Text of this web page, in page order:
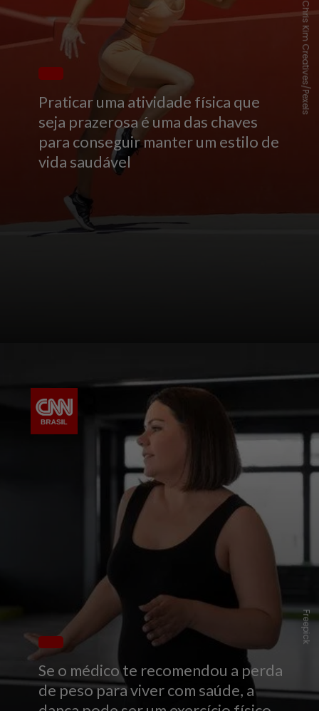
Praticar uma atividade física que
seja prazerosa é uma das chaves
para conseguir manter um estilo de
vida saudável
Chris Kim Creatives/Pexels
Se o médico te recomendou a perda
de peso para viver com saúde, a
Freepick